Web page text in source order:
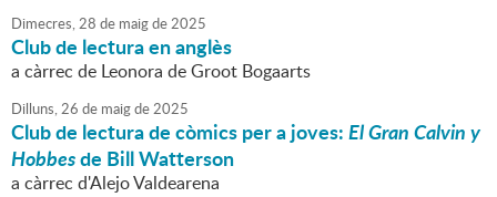
Dimecres,28 de maigde2025
Club de lectura en anglès
a càrrec de Leonora de Groot Bogaarts
Dilluns,26 de maigde2025
Club de lectura de còmics per a joves:El Gran Calvin y
Hobbesde Bill Watterson
a càrrec d'Alejo Valdearena